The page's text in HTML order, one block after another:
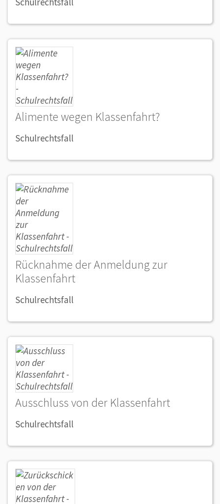
Alimente wegen Klassenfahrt?
Schulrechtsfall
Rücknahme der Anmeldung zur
Klassenfahrt
Schulrechtsfall
Ausschluss von der Klassenfahrt
Schulrechtsfall